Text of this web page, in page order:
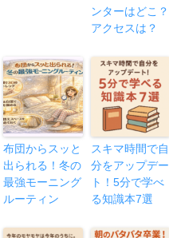
ンターはどこ？
アクセスは？
布団からスッと
出られる！冬の
最強モーニング
ルーティン
スキマ時間で自
分をアップデー
ト！5分で学べ
る知識本7選